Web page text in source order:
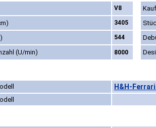
V8
3405
544
(U/min)
8000
H&H-